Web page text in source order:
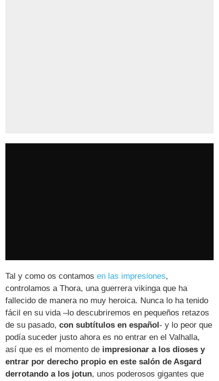
Tal y como os contamosen las impresiones,
controlamos a Thora, una guerrera vikinga que ha
fallecido de manera no muy heroica. Nunca lo ha tenido
fácil en su vida –lo descubriremos en pequeños retazos
de su pasado,con subtítulos en español- y lo peor que
podía suceder justo ahora es no entrar en el Valhalla,
así que es el momento de impresionar a los dioses y
entrar por derecho propio en este salón de Asgard
derrotando a los jotun, unos poderosos gigantes que